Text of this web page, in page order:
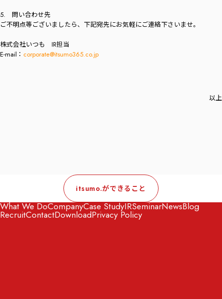
5. 問い合わせ先
ご不明点等ございましたら、下記宛先にお気軽にご連絡下さいませ。
株式会社いつも IR担当
E-mail： corporate@itsumo365.co.jp
以上
itsumo.ができること
What We DoCompanyCase StudyIRSeminarNewsBlog
RecruitContactDownloadPrivacy Policy